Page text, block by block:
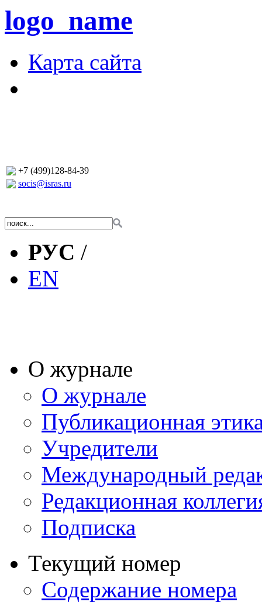
logo_name
Карта сайта
+7 (499)128-84-39
socis@isras.ru
РУС /
EN
О журнале
О журнале
Публикационная
Учредители
Международный
Редакционная
Подписка
Текущий номер
Содержание номера